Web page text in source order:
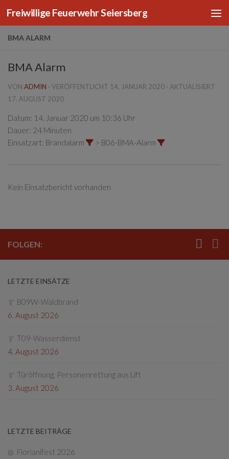
Zum Inhalt springen
Freiwillige Feuerwehr Seiersberg
BMA ALARM
BMA Alarm
VON ADMIN · VERÖFFENTLICHT 14. JANUAR 2020 · AKTUALISIERT
17. AUGUST 2020
Datum: 14. Januar 2020 um 10:36 Uhr
Dauer: 24 Minuten
Einsatzart: Brandalarm > B06-BMA-Alarm
Kein Einsatzbericht vorhanden
FOLGEN:
LETZTE EINSÄTZE
B09W-Waldbrand
6. August 2026
T09-Wasserdienst
4. August 2026
Türöffnung, Personenrettung aus Lift
3. August 2026
LETZTE BEITRÄGE
Florianifest 2026